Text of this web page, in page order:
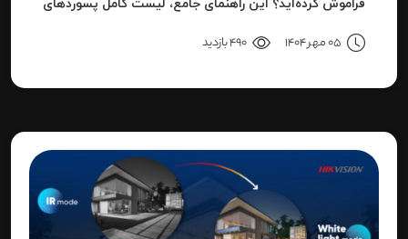
فراموش کرده‌اید؟ این راهنمای جامع، لیست کامل پسوردهای
"Invalid Password" را آموزش می‌دهد.
05 مهر 1404 490 بازدید